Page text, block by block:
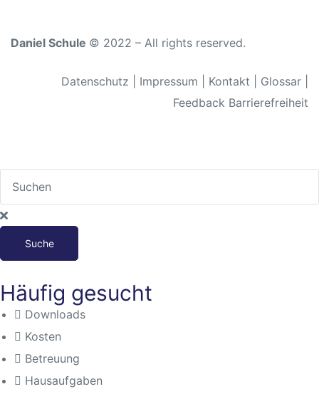
Daniel Schule © 2022 – All rights reserved.
Datenschutz Impressum Kontakt Glossar
Feedback Barrierefreiheit
Suche
Häufig gesucht
Downloads
Kosten
Betreuung
Hausaufgaben